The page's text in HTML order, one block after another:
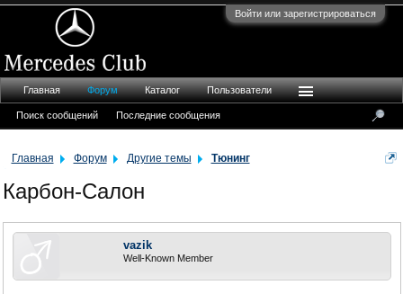
Войти или зарегистрироваться
Главная Форум Другие темы Тюнинг
Карбон-Салон
vazik
Well-Known Member
Главная Форум
Поиск сообщений Последние сообщения
Каталог Пользователи